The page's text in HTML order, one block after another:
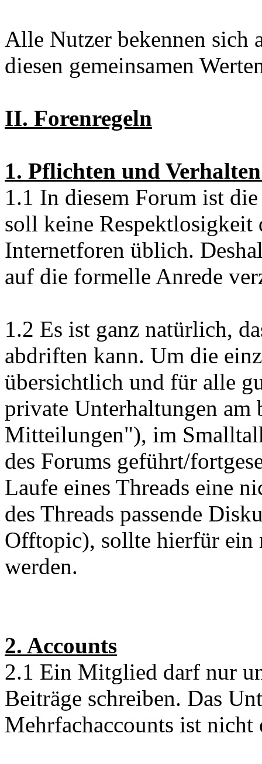
Alle Nutzer bekennen sich
diesen gemeinsamen
II. Forenregeln
1. Pflichten und
1.1 In diesem Forum ist
soll keine Respektlosigkeit
Internetforen üblich.
auf die formelle Anrede
1.2 Es ist ganz natürlich,
abdriften kann. Um die
übersichtlich und für alle
private Unterhaltungen am
Mitteilungen"), im
des Forums geführt/
Laufe eines Threads eine
des Threads passende
Offtopic), sollte hierfür ein
werden.
2. Accounts
2.1 Ein Mitglied darf nur
Beiträge schreiben. Das
Mehrfachaccounts ist nicht